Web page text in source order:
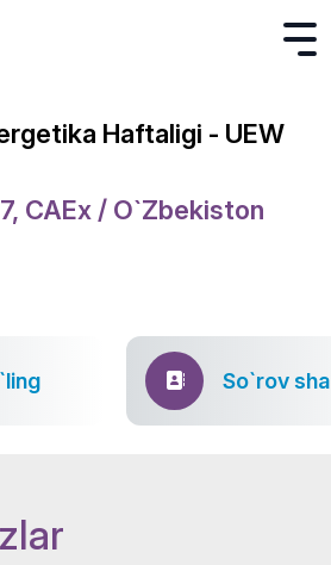
Haftaligi - UEW
CAEx / O`zbekiston
So`rov